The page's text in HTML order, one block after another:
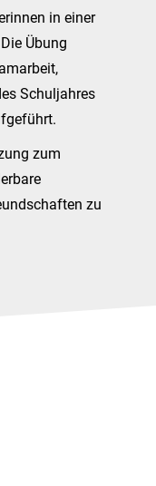
in einer
Übung
Schuljahres
zum
zu